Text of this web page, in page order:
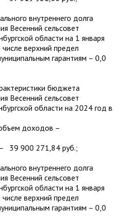
внутреннего долга
Весенний сельсовет
области на 1 января
верхний предел
гарантиям – 0,0
бюджета
Весенний сельсовет
области на 2024 год в
доходов –
39 900 271,84 руб.;
внутреннего долга
Весенний сельсовет
области на 1 января
верхний предел
гарантиям – 0,0